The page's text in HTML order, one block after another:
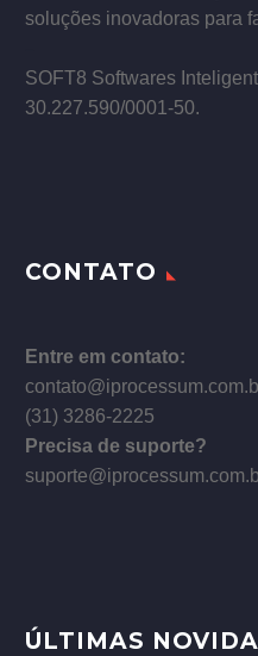
soluções inovadoras para
SOFT8 Softwares
30.227.590/0001­-50.
CONTATO
Entre em contato:
(31) 3286-2225
Precisa de suporte?
ÚLTIMAS